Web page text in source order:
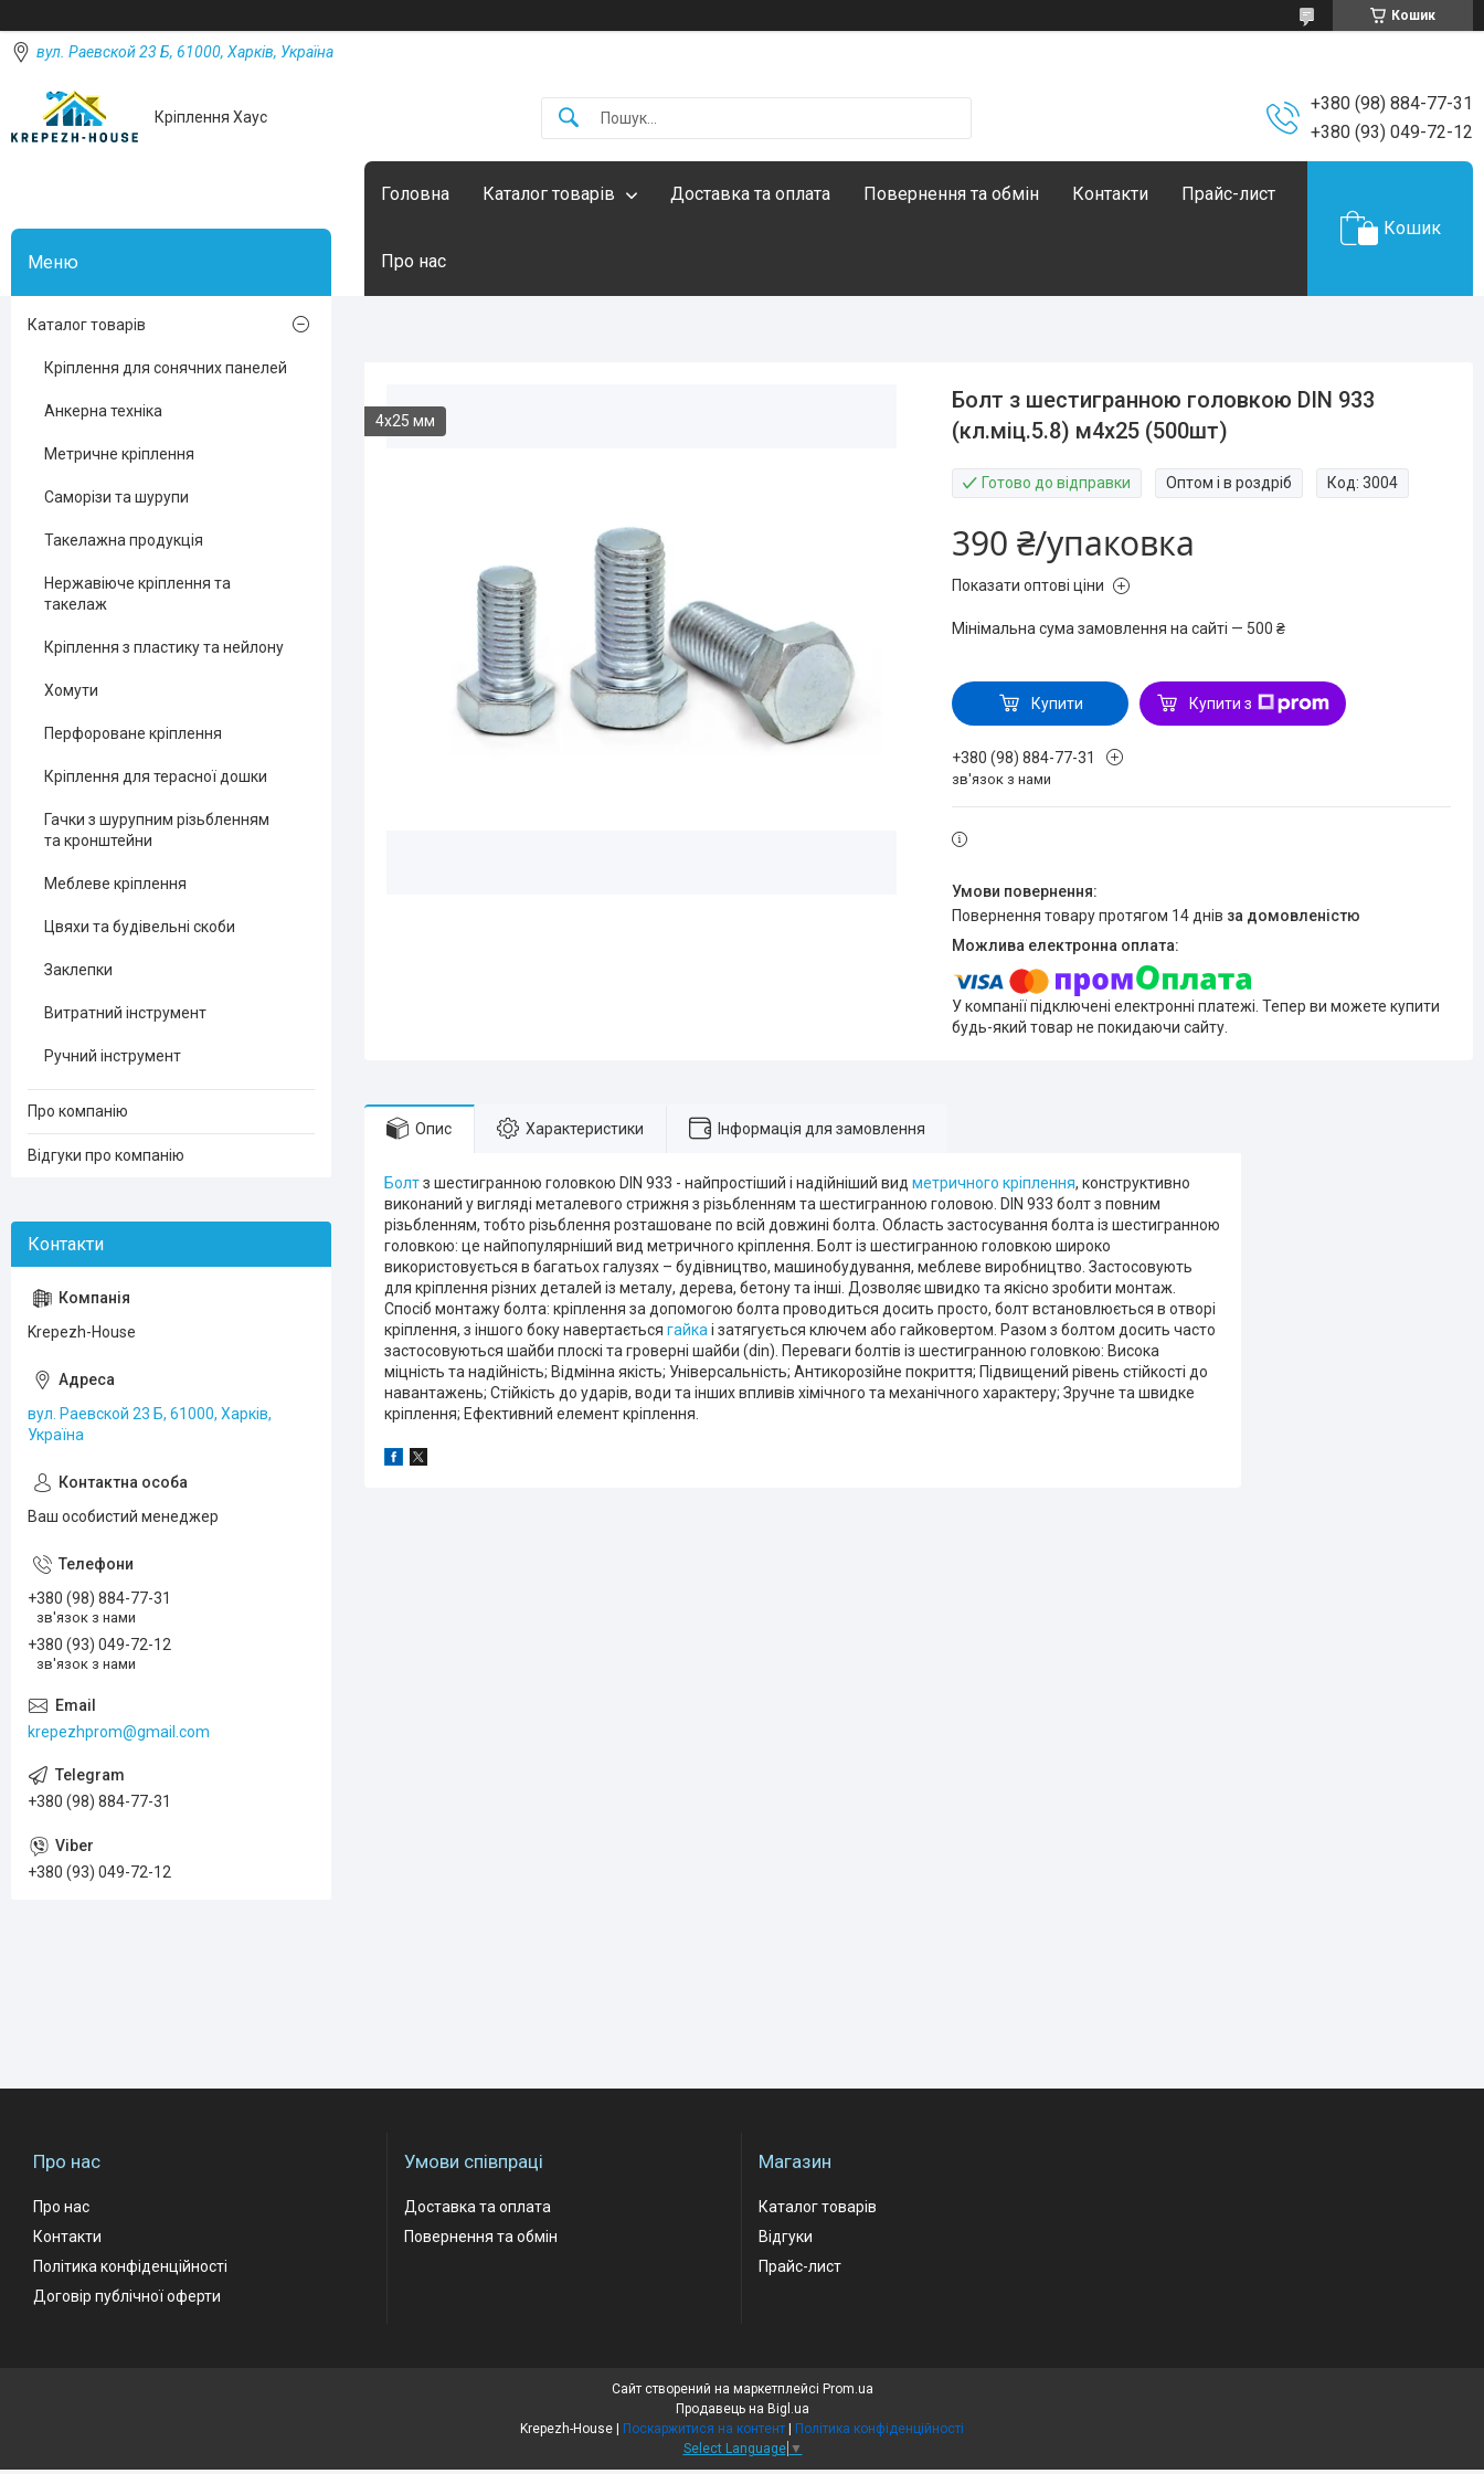
Кошик
вул. Раевской 23 Б, 61000, Харків, Україна
Кріплення Хаус
+380 (98) 884-77-31
+380 (93) 049-72-12
Головна Каталог товарів Доставка та оплата Повернення та обмін Контакти Прайс-лист
Про нас
Кошик
4х25 мм
Болт з шестигранною головкою DIN 933
(кл.міц.5.8) м4х25 (500шт)
Готово до відправки Оптом і в роздріб Код:3004
390 ₴/упаковка
Показати оптові ціни
Мінімальна сума замовлення на сайті — 500 ₴
Купити Купити з
+380 (98) 884-77-31
зв'язок з нами
повернення товару протягом 14 днів за домовленістю
У компанії підключені електронні платежі. Тепер ви можете купити
будь-який товар не покидаючи сайту.
Опис Характеристики Інформація для замовлення
Болтз шестигранною головкою DIN 933 - найпростіший і надійніший вид метричного кріплення, конструктивно
виконаний у вигляді металевого стрижня з різьбленням та шестигранною головою. DIN 933 болт з повним
різьбленням, тобто різьблення розташоване по всій довжині болта. Область застосування болта із шестигранною
головкою: це найпопулярніший вид метричного кріплення. Болт із шестигранною головкою широко
використовується в багатьох галузях – будівництво, машинобудування, меблеве виробництво. Застосовують
для кріплення різних деталей із металу, дерева, бетону та інші. Дозволяє швидко та якісно зробити монтаж.
Спосіб монтажу болта: кріплення за допомогою болта проводиться досить просто, болт встановлюється в отворі
кріплення, з іншого боку навертається гайкаі затягується ключем або гайковертом. Разом з болтом досить часто
застосовуються шайби плоскі та гроверні шайби (din). Переваги болтів із шестигранною головкою: Висока
міцність та надійність; Відмінна якість; Універсальність; Антикорозійне покриття; Підвищений рівень стійкості до
навантажень; Стійкість до ударів, води та інших впливів хімічного та механічного характеру; Зручне та швидке
кріплення; Ефективний елемент кріплення.
Каталог товарів
Кріплення для сонячних панелей
Анкерна техніка
Метричне кріплення
Саморізи та шурупи
Такелажна продукція
Нержавіюче кріплення та
такелаж
Кріплення з пластику та нейлону
Хомути
Перфороване кріплення
Кріплення для терасної дошки
Гачки з шурупним різьбленням
та кронштейни
Меблеве кріплення
Цвяхи та будівельні скоби
Заклепки
Витратний інструмент
Ручний інструмент
Про компанію
Відгуки про компанію
Krepezh-House
вул. Раевской 23 Б, 61000, Харків,
Україна
Ваш особистий менеджер
+380 (98) 884-77-31
зв'язок з нами
+380 (93) 049-72-12
зв'язок з нами
krepezhprom@gmail.com
+380 (98) 884-77-31
+380 (93) 049-72-12
Про нас
Про нас
Контакти
Політика конфіденційності
Договір публічної оферти
Умови співпраці
Доставка та оплата
Повернення та обмін
Магазин
Каталог товарів
Відгуки
Прайс-лист
Сайт створений на маркетплейсі Prom.ua
Продавець на Bigl.ua
Krepezh-House | Поскаржитися на контент | Політика конфіденційності
Select Language ▼